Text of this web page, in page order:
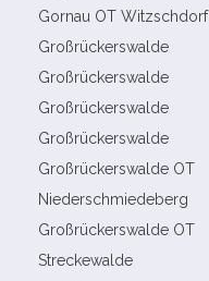
Gornau OT Witzschdorf
Großrückerswalde
Großrückerswalde
Großrückerswalde
Großrückerswalde
Großrückerswalde OT
Niederschmiedeberg
Großrückerswalde OT
Streckewalde